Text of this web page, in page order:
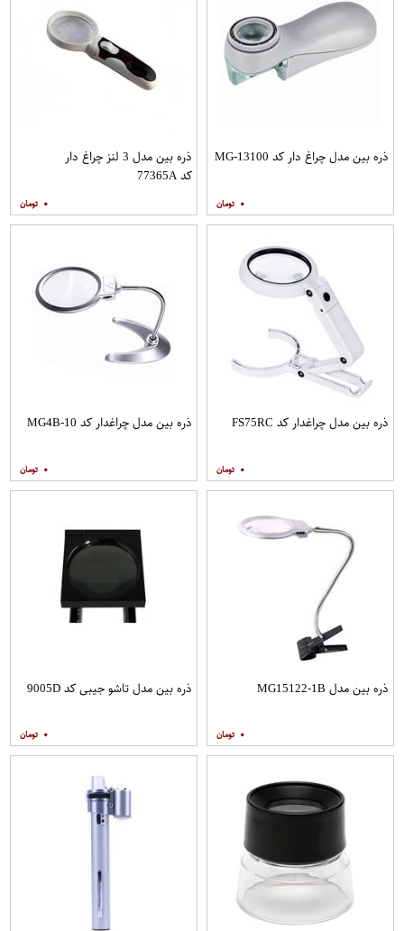
ذره بین مدل چراغ دار کد MG-13100
۰
ذره بین مدل 3 لنز چراغ دار
کد 77365A
۰
ذره بین مدل چراغدار کد FS75RC
۰
ذره بین مدل چراغدار کد MG4B-10
۰
ذره بین مدل MG15122-1B
۰
ذره بین مدل تاشو جیبی کد 9005D
۰